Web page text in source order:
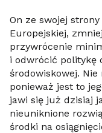
On ze swojej
Europejskiej,
przywrócenie
i odwrócić politykę
środowiskowej.
ponieważ jest to
jawi się już dzisiaj
nieuniknione
środki na